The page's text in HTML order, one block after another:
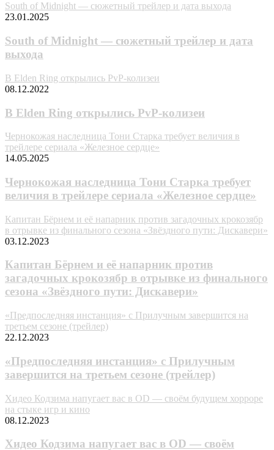
South of Midnight — сюжетный трейлер и дата выхода
23.01.2025
South of Midnight — сюжетный трейлер и дата
выхода
В Elden Ring открылись PvP-колизеи
08.12.2022
В Elden Ring открылись PvP-колизеи
Чернокожая наследница Тони Старка требует величия в
трейлере сериала «Железное сердце»
14.05.2025
Чернокожая наследница Тони Старка требует
величия в трейлере сериала «Железное сердце»
Капитан Бёрнем и её напарник против загадочных крокозябр
в отрывке из финального сезона «Звёздного пути: Дискавери»
03.12.2023
Капитан Бёрнем и её напарник против
загадочных крокозябр в отрывке из финального
сезона «Звёздного пути: Дискавери»
«Предпоследняя инстанция» с Прилучным завершится на
третьем сезоне (трейлер)
22.12.2023
«Предпоследняя инстанция» с Прилучным
завершится на третьем сезоне (трейлер)
Хидео Кодзима напугает вас в OD — своём будущем хорроре
на стыке игр и кино
08.12.2023
Хидео Кодзима напугает вас в OD — своём